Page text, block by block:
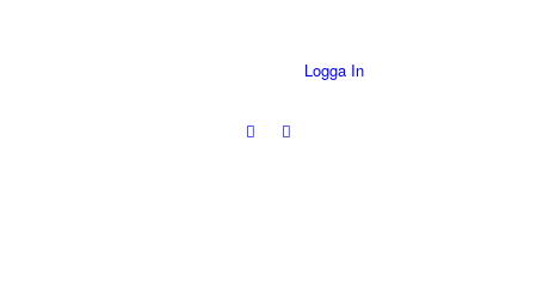
Logga In